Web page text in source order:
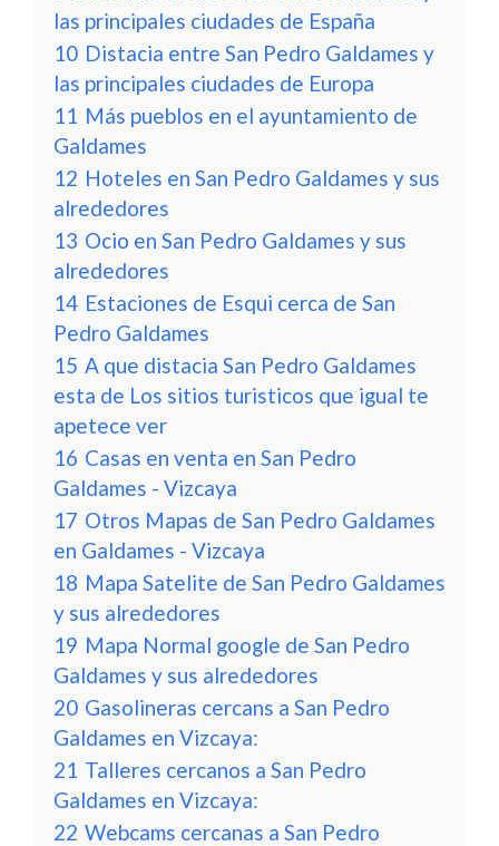
las principales ciudades de España
10 Distacia entre San Pedro Galdames y
las principales ciudades de Europa
11 Más pueblos en el ayuntamiento de
Galdames
12 Hoteles en San Pedro Galdames y sus
alrededores
13 Ocio en San Pedro Galdames y sus
alrededores
14 Estaciones de Esqui cerca de San
Pedro Galdames
15 A que distacia San Pedro Galdames
esta de Los sitios turisticos que igual te
apetece ver
16 Casas en venta en San Pedro
Galdames - Vizcaya
17 Otros Mapas de San Pedro Galdames
en Galdames - Vizcaya
18 Mapa Satelite de San Pedro Galdames
y sus alrededores
19 Mapa Normal google de San Pedro
Galdames y sus alrededores
20 Gasolineras cercans a San Pedro
Galdames en Vizcaya:
21 Talleres cercanos a San Pedro
Galdames en Vizcaya:
22 Webcams cercanas a San Pedro